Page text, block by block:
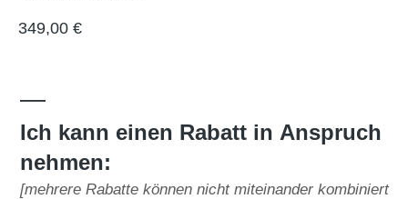
349,00 €
—
Ich kann einen Rabatt in Anspruch
nehmen:
[mehrere Rabatte können nicht miteinander kombiniert